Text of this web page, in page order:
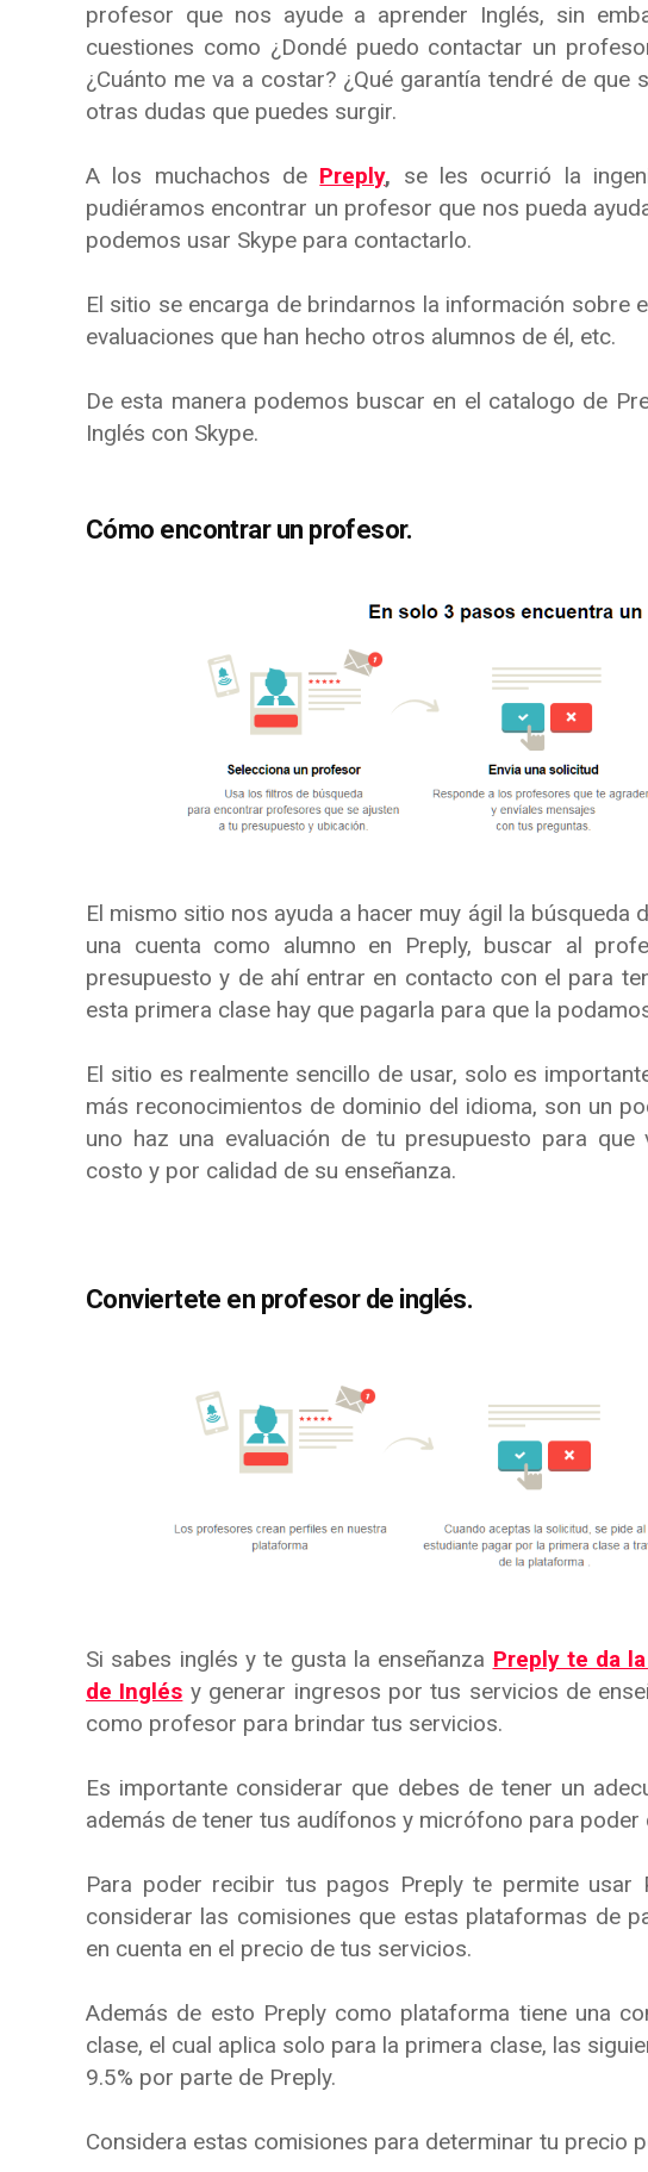
profesor que nos ayude a aprender Inglés, sin
cuestiones como ¿Dondé puedo contactar un
¿Cuánto me va a costar? ¿Qué garantía tendré de que
otras dudas que puedes surgir.
A los muchachos de Preply, se les ocurrió la
pudiéramos encontrar un profesor que nos pueda
podemos usar Skype para contactarlo.
El sitio se encarga de brindarnos la información sobre
evaluaciones que han hecho otros alumnos de él, etc.
De esta manera podemos buscar en el catalogo de
Inglés con Skype.
Cómo encontrar un profesor.
El mismo sitio nos ayuda a hacer muy ágil la búsqueda
una cuenta como alumno en Preply, buscar al
presupuesto y de ahí entrar en contacto con el para
esta primera clase hay que pagarla para que la
El sitio es realmente sencillo de usar, solo es
más reconocimientos de dominio del idioma, son un
uno haz una evaluación de tu presupuesto para
costo y por calidad de su enseñanza.
Conviertete en profesor de inglés.
Si sabes inglés y te gusta la enseñanza Preply te da
de Inglés y generar ingresos por tus servicios de
como profesor para brindar tus servicios.
Es importante considerar que debes de tener un
además de tener tus audífonos y micrófono para
Para poder recibir tus pagos Preply te permite usar
considerar las comisiones que estas plataformas de
en cuenta en el precio de tus servicios.
Además de esto Preply como plataforma tiene una
clase, el cual aplica solo para la primera clase, las
9.5% por parte de Preply.
Considera estas comisiones para determinar tu precio